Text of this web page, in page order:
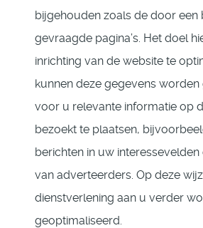
bijgehouden zoals de door een
gevraagde pagina’s. Het doel
inrichting van de website te
kunnen deze gegevens
voor u relevante informatie op
bezoekt te plaatsen,
berichten in uw
van adverteerders. Op deze
dienstverlening aan u verder
geoptimaliseerd.